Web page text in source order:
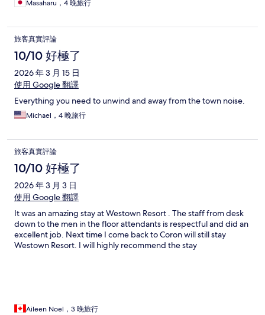
Masaharu，4 晚旅行
旅客真實評論
10/10 好極了
2026 年 3 月 15 日
使用 Google 翻譯
Everything you need to unwind and away from the town noise.
Michael，4 晚旅行
旅客真實評論
10/10 好極了
2026 年 3 月 3 日
使用 Google 翻譯
It was an amazing stay at Westown Resort . The staff from desk
down to the men in the floor attendants is respectful and did an
excellent job. Next time I come back to Coron will still stay
Westown Resort. I will highly recommend the stay
Aileen Noel，3 晚旅行